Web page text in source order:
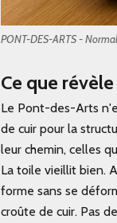
PONT-DES-ARTS -
Ce que
Le Pont-des-Arts
de cuir pour la
leur chemin, celles
La toile vieillit bien.
forme sans se
croûte de cuir. Pas